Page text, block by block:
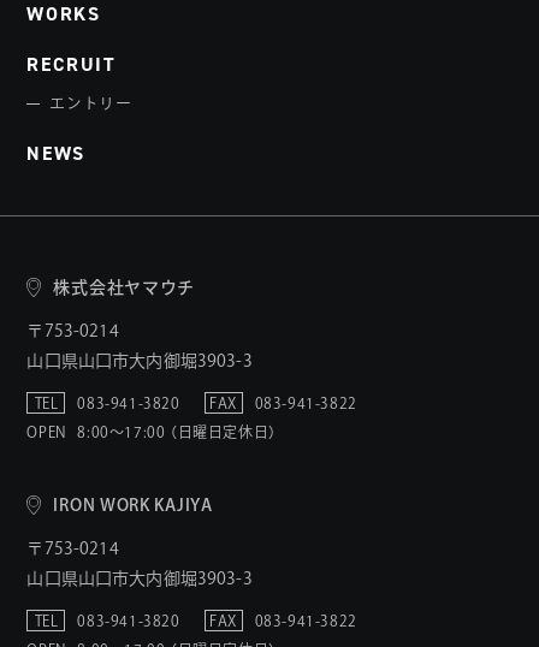
WORKS
RECRUIT
エントリー
NEWS
株式会社ヤマウチ
〒753-0214
山口県山口市大内御堀3903-3
TEL 083-941-3820 FAX
083-941-3822
OPEN
8:00〜17:00 （日曜日定休日）
IRON WORK KAJIYA
〒753-0214
山口県山口市大内御堀3903-3
TEL 083-941-3820 FAX
083-941-3822